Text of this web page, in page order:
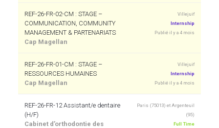
REF-26-FR-02-CM : STAGE –
COMMUNICATION, COMMUNITY
MANAGEMENT & PARTENARIATS
Cap Magellan
Villejuif
Internship
Publié il y a 4 mois
REF-26-FR-01-CM : STAGE –
RESSOURCES HUMAINES
Cap Magellan
Villejuif
Internship
Publié il y a 4 mois
REF-26-FR-12 Assistant/e dentaire
(H/F)
Cabinet d’orthodontie des
Paris (75013) et Argenteuil
(95)
Full Time